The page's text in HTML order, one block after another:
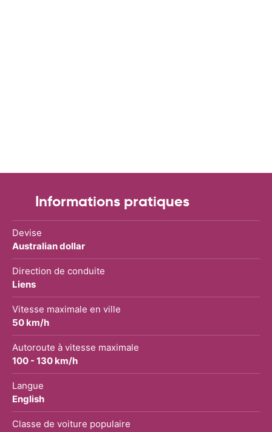
Informations pratiques
Devise
Australian dollar
Direction de conduite
Liens
Vitesse maximale en ville
50 km/h
Autoroute à vitesse maximale
100 - 130 km/h
Langue
English
Classe de voiture populaire